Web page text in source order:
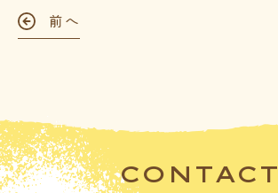
前へ
CONTACT